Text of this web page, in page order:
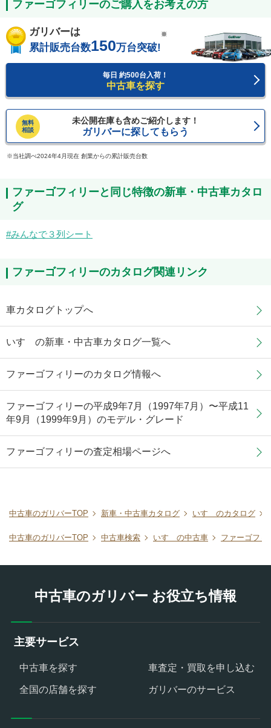
ファーゴフィリーのご購入をお考えの方
ガリバーは
累計販売台数150万台突破!
※
毎日 約500台入荷！
中古車を探す
無料
相談
未公開在庫も含めご紹介します！
ガリバーに探してもらう
当社調べ2024年4月現在 創業からの累計販売台数
ファーゴフィリーと同じ特徴の新車・中古車カタロ
グ
みんなで３列シート
ファーゴフィリーのカタログ関連リンク
車カタログトップへ
いすゞの新車・中古車カタログ一覧へ
ファーゴフィリーのカタログ情報へ
ファーゴフィリーの平成9年7月（1997年7月）〜平成11
年9月（1999年9月）のモデル・グレード
ファーゴフィリーの査定相場ページへ
中古車のガリバーTOP 新車・中古車カタログ いすゞのカタログ
中古車のガリバーTOP 中古車検索 いすゞの中古車 ファーゴフィ
中古車のガリバー お役立ち情報
主要サービス
中古車を探す
車査定・買取を申し込む
全国の店舗を探す
ガリバーのサービス